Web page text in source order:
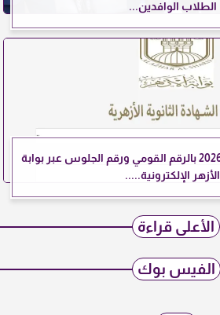
الطلاب الوافدين...
نتيجة الثانوية الأزهرية 2026 بالرقم القومي ورقم الجلوس عبر بوابة
الأزهر الإلكترونية.....
الأعلى قراءة
الفيس بوك